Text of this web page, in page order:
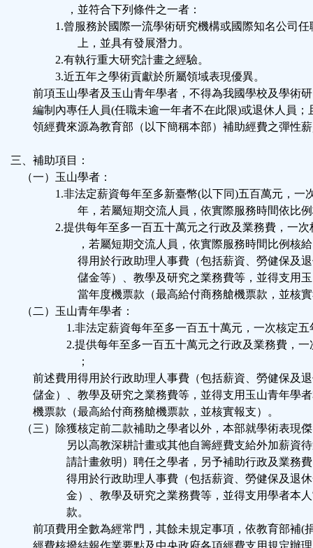
，並符合下列條件之一者：
1.曾服務於國際一流學術研究機構或國際知名公司任
上，並具有發展潛力。
2.有執行重大研究計畫之經驗。
3.近五年之學術貢獻於所屬領域表現優異。
前項玉山學者及玉山青年學者，不得為我國學校及學術研
編制內專任人員(任職未逾一年者不在此限)或退休人員；
領經費來源為教育部（以下簡稱本部）補助經費之彈性
三、補助項目：
（一）玉山學者：
1.非法定薪資每年至多新臺幣(以下同)五百萬元，一
年，若屬短期交流人員，依實際服務時間依比例
2.提供每年至多一百五十萬元之行政及業務費，一次
，若屬短期交流人員，依實際服務時間比例核給
得用於行政助理人事費（包括薪資、勞健保及退
儲金等）、教學及研究之業務費等，並得支用玉
當年度機票款（最高給付商務艙機票款，並核實
（二）玉山青年學者：
1.非法定薪資每年至多一百五十萬元，一次核定五
2.提供每年至多一百五十萬元之行政及業務費，一
；
前述費用得用於行政助理人事費（包括薪資、勞健保及退
儲金）、教學及研究之業務費等，並得支用玉山青年學者
機票款（最高給付商務艙機票款，並核實報支）。
（三）除獲核定前二款補助之學者以外，本部就學術表現
另以高教深耕計畫或其他自籌經費支給外加薪資待
請計畫敘明）聘任之學者，另予補助行政及業務費
得用於行政助理人事費（包括薪資、勞健保及退休
金）、教學及研究之業務費等，並得支用學者本人
款。
前項費用全數為經常門，其餘未規定事項，依教育部補(